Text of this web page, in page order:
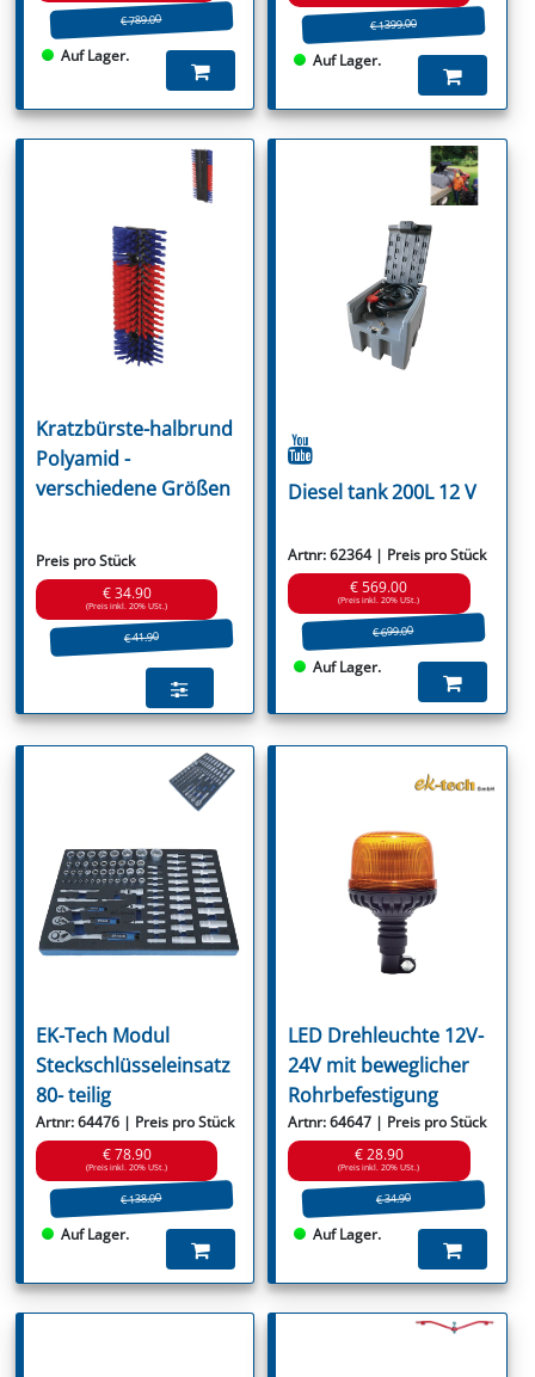
€ 789.00
Auf Lager.
€ 1399.00
Auf Lager.
Kratzbürste-halbrund
Polyamid -
verschiedene Größen
Preis pro Stück
€ 34.90
(Preis inkl. 20% USt.)
€ 41.90
Diesel tank 200L 12 V
Artnr: 62364 | Preis pro Stück
€ 569.00
(Preis inkl. 20% USt.)
€ 699.00
Auf Lager.
EK-Tech Modul
Steckschlüsseleinsatz
80- teilig
Artnr: 64476 | Preis pro Stück
€ 78.90
(Preis inkl. 20% USt.)
€ 138.00
Auf Lager.
LED Drehleuchte 12V-
24V mit beweglicher
Rohrbefestigung
Artnr: 64647 | Preis pro Stück
€ 28.90
(Preis inkl. 20% USt.)
€ 34.90
Auf Lager.